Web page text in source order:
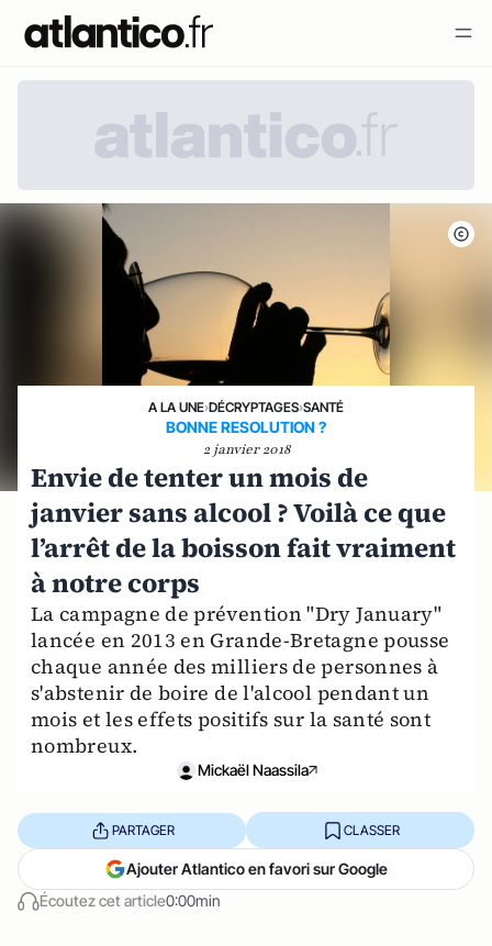
A LA UNE›DÉCRYPTAGES›SANTÉ
BONNE RESOLUTION ?
2 janvier 2018
Envie de tenter un mois de
janvier sans alcool ? Voilà ce que
l’arrêt de la boisson fait vraiment
à notre corps
La campagne de prévention "Dry January"
lancée en 2013 en Grande-Bretagne pousse
chaque année des milliers de personnes à
s'abstenir de boire de l'alcool pendant un
mois et les effets positifs sur la santé sont
nombreux.
Mickaël Naassila
Écoutez cet article0:00min
PARTAGER CLASSER
Ajouter Atlantico en favori sur Google